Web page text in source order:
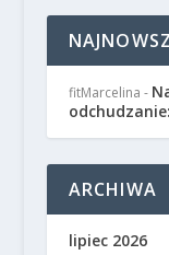
fitMarcelina -
ARCHIWA
lipiec 2026